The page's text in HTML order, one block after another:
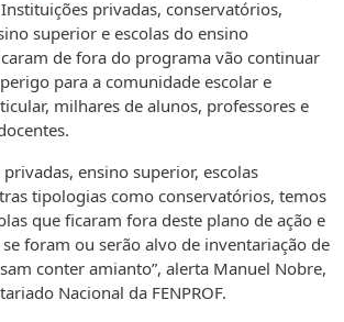
privadas, conservatórios,
superior e escolas do ensino
de fora do programa vão continuar
para a comunidade escolar e
milhares de alunos, professores e
ensino superior, escolas
tipologias como conservatórios, temos
que ficaram fora deste plano de ação e
foram ou serão alvo de inventariação de
conter amianto”, alerta Manuel Nobre,
Nacional da FENPROF.